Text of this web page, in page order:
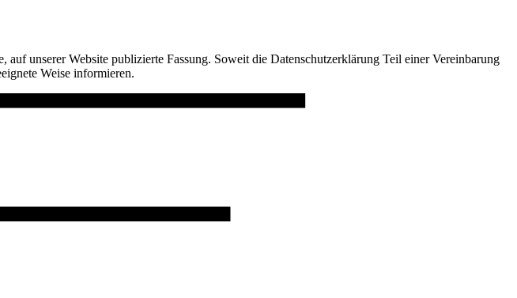
unserer Website publizierte Fassung. Soweit die Datenschutzerklärung Teil einer Vereinbarung
Weise informieren.